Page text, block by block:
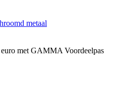
metaal
met GAMMA Voordeelpas